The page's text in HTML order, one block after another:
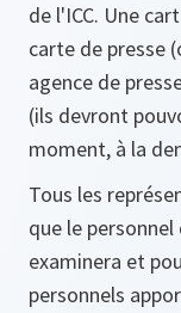
de l'ICC. Une
carte de presse
agence de
(ils devront
moment, à la
Tous les
que le
examinera et
personnels